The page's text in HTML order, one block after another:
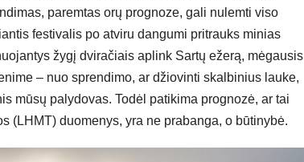
paremtas orų prognoze, gali nulemti viso
festivalis po atviru dangumi pritrauks minias
žygį dviračiais aplink Sartų ežerą, mėgausis
– nuo sprendimo, ar džiovinti skalbinius lauke,
mūsų palydovas. Todėl patikima prognozė, ar tai
(LHMT) duomenys, yra ne prabanga, o būtinybė.